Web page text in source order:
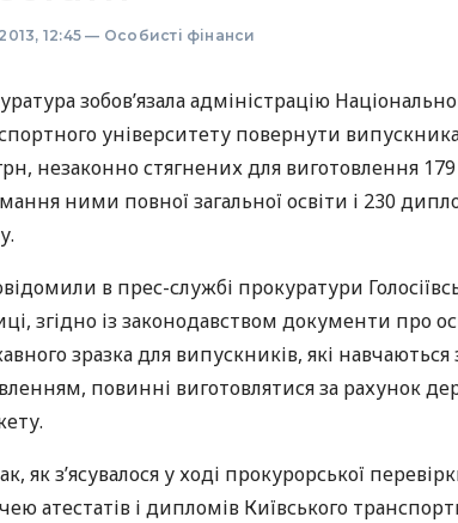
12:45 — Особисті фінанси
зобов’язала адміністрацію
університету повернути
незаконно стягнених для виготовлення 179
ними повної загальної освіти і 230
в прес-службі прокуратури
згідно із законодавством документи про
зразка для випускників, які
повинні виготовлятися за рахунок
як з’ясувалося у ході прокурорської
атестатів і дипломів Київського